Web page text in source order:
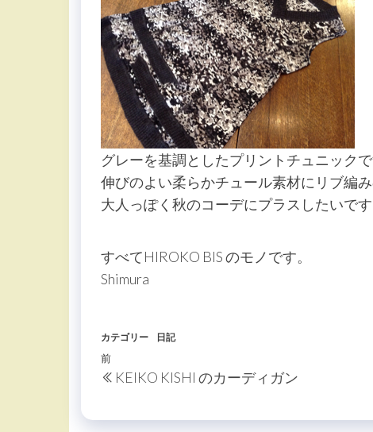
グレーを基調としたプリントチュニックで
伸びのよい柔らかチュール素材にリブ編
大人っぽく秋のコーデにプラスしたいで
すべてHIROKO BIS のモノです。
Shimura
カテゴリー 日記
投
稿
ナ
過
去
前
KEIKO KISHI のカーディガン